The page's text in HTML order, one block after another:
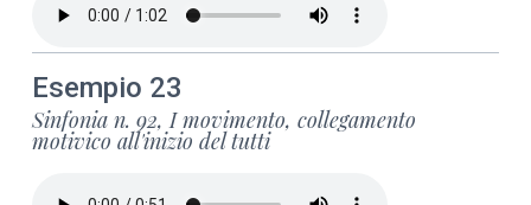
Esempio 23
Sinfonia n. 92, I movimento, collegamento
motivico all'inizio del tutti